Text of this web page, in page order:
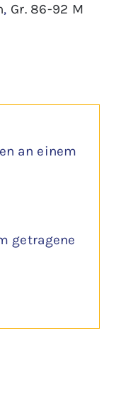
, Gr. 86-92 M
an einem
getragene